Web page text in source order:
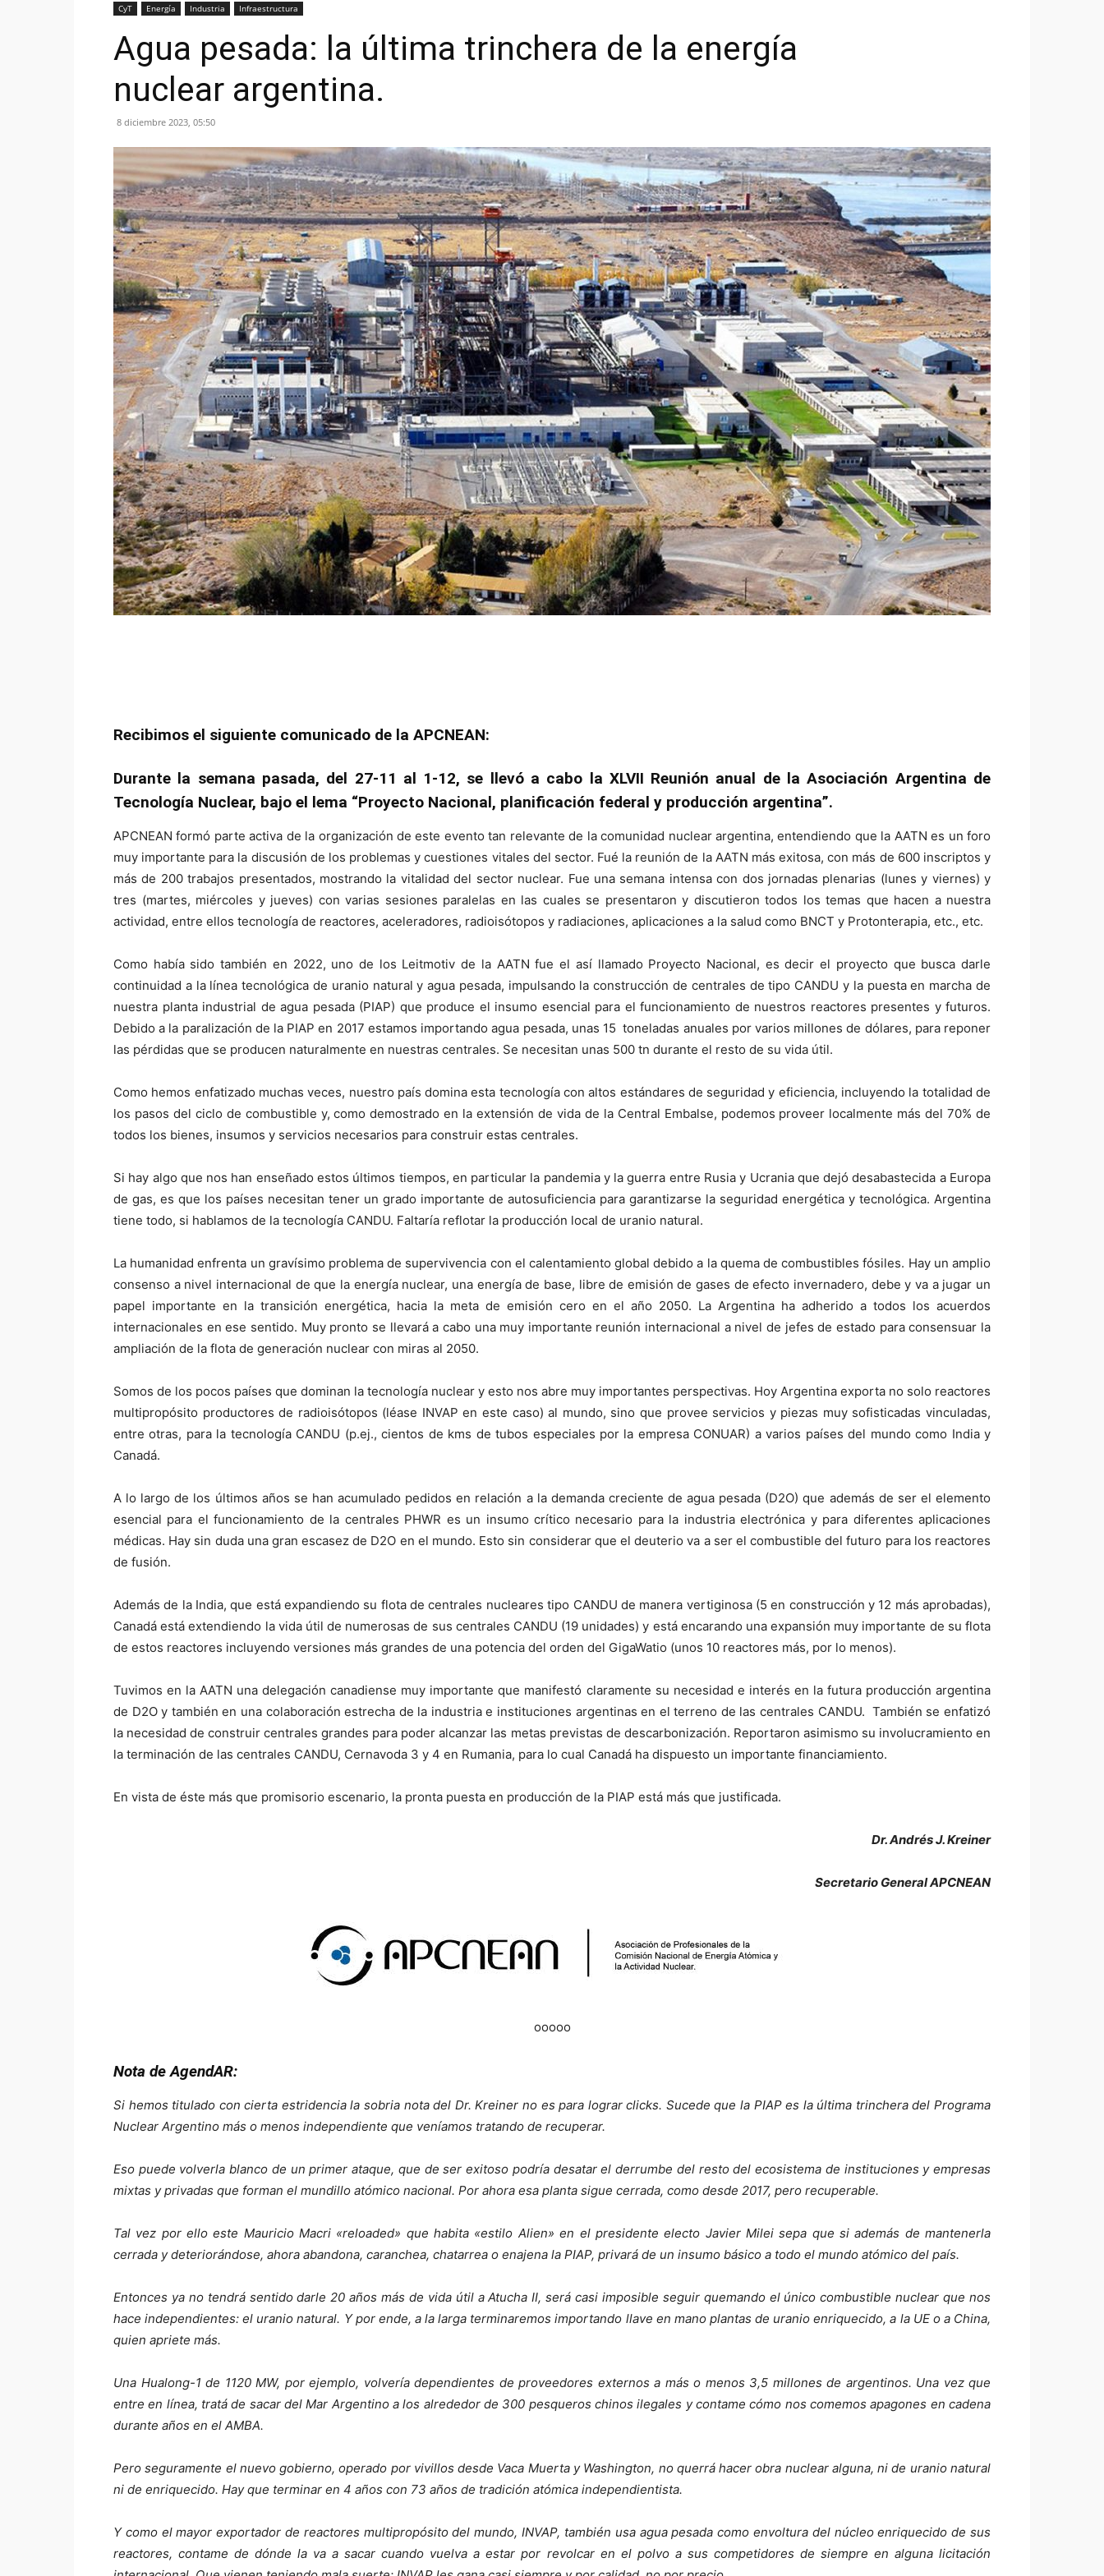
CyT Energía Industria Infraestructura
Agua pesada: la última trinchera de la energía
nuclear argentina.
8 diciembre 2023, 05:50
Recibimos el siguiente comunicado de la APCNEAN:
Durante la semana pasada, del 27-11 al 1-12, se llevó a cabo la XLVII Reunión anual de la Asociación Argentina de
Tecnología Nuclear, bajo el lema “Proyecto Nacional, planificación federal y producción argentina”.
APCNEAN formó parte activa de la organización de este evento tan relevante de la comunidad nuclear argentina, entendiendo que la AATN es un foro
muy importante para la discusión de los problemas y cuestiones vitales del sector. Fué la reunión de la AATN más exitosa, con más de 600 inscriptos y
más de 200 trabajos presentados, mostrando la vitalidad del sector nuclear. Fue una semana intensa con dos jornadas plenarias (lunes y viernes) y
tres (martes, miércoles y jueves) con varias sesiones paralelas en las cuales se presentaron y discutieron todos los temas que hacen a nuestra
actividad, entre ellos tecnología de reactores, aceleradores, radioisótopos y radiaciones, aplicaciones a la salud como BNCT y Protonterapia, etc., etc.
Como había sido también en 2022, uno de los Leitmotiv de la AATN fue el así llamado Proyecto Nacional, es decir el proyecto que busca darle
continuidad a la línea tecnológica de uranio natural y agua pesada, impulsando la construcción de centrales de tipo CANDU y la puesta en marcha de
nuestra planta industrial de agua pesada (PIAP) que produce el insumo esencial para el funcionamiento de nuestros reactores presentes y futuros.
Debido a la paralización de la PIAP en 2017 estamos importando agua pesada, unas 15 toneladas anuales por varios millones de dólares, para reponer
las pérdidas que se producen naturalmente en nuestras centrales. Se necesitan unas 500 tn durante el resto de su vida útil.
Como hemos enfatizado muchas veces, nuestro país domina esta tecnología con altos estándares de seguridad y eficiencia, incluyendo la totalidad de
los pasos del ciclo de combustible y, como demostrado en la extensión de vida de la Central Embalse, podemos proveer localmente más del 70% de
todos los bienes, insumos y servicios necesarios para construir estas centrales.
Si hay algo que nos han enseñado estos últimos tiempos, en particular la pandemia y la guerra entre Rusia y Ucrania que dejó desabastecida a Europa
de gas, es que los países necesitan tener un grado importante de autosuficiencia para garantizarse la seguridad energética y tecnológica. Argentina
tiene todo, si hablamos de la tecnología CANDU. Faltaría reflotar la producción local de uranio natural.
La humanidad enfrenta un gravísimo problema de supervivencia con el calentamiento global debido a la quema de combustibles fósiles. Hay un amplio
consenso a nivel internacional de que la energía nuclear, una energía de base, libre de emisión de gases de efecto invernadero, debe y va a jugar un
papel importante en la transición energética, hacia la meta de emisión cero en el año 2050. La Argentina ha adherido a todos los acuerdos
internacionales en ese sentido. Muy pronto se llevará a cabo una muy importante reunión internacional a nivel de jefes de estado para consensuar la
ampliación de la flota de generación nuclear con miras al 2050.
Somos de los pocos países que dominan la tecnología nuclear y esto nos abre muy importantes perspectivas. Hoy Argentina exporta no solo reactores
multipropósito productores de radioisótopos (léase INVAP en este caso) al mundo, sino que provee servicios y piezas muy sofisticadas vinculadas,
entre otras, para la tecnología CANDU (p.ej., cientos de kms de tubos especiales por la empresa CONUAR) a varios países del mundo como India y
Canadá.
A lo largo de los últimos años se han acumulado pedidos en relación a la demanda creciente de agua pesada (D2O) que además de ser el elemento
esencial para el funcionamiento de la centrales PHWR es un insumo crítico necesario para la industria electrónica y para diferentes aplicaciones
médicas. Hay sin duda una gran escasez de D2O en el mundo. Esto sin considerar que el deuterio va a ser el combustible del futuro para los reactores
de fusión.
Además de la India, que está expandiendo su flota de centrales nucleares tipo CANDU de manera vertiginosa (5 en construcción y 12 más aprobadas),
Canadá está extendiendo la vida útil de numerosas de sus centrales CANDU (19 unidades) y está encarando una expansión muy importante de su flota
de estos reactores incluyendo versiones más grandes de una potencia del orden del GigaWatio (unos 10 reactores más, por lo menos).
Tuvimos en la AATN una delegación canadiense muy importante que manifestó claramente su necesidad e interés en la futura producción argentina
de D2O y también en una colaboración estrecha de la industria e instituciones argentinas en el terreno de las centrales CANDU. También se enfatizó
la necesidad de construir centrales grandes para poder alcanzar las metas previstas de descarbonización. Reportaron asimismo su involucramiento en
la terminación de las centrales CANDU, Cernavoda 3 y 4 en Rumania, para lo cual Canadá ha dispuesto un importante financiamiento.
En vista de éste más que promisorio escenario, la pronta puesta en producción de la PIAP está más que justificada.
Dr. Andrés J. Kreiner
Secretario General APCNEAN
ooooo
Nota de AgendAR:
Si hemos titulado con cierta estridencia la sobria nota del Dr. Kreiner no es para lograr clicks. Sucede que la PIAP es la última trinchera del Programa
Nuclear Argentino más o menos independiente que veníamos tratando de recuperar.
Eso puede volverla blanco de un primer ataque, que de ser exitoso podría desatar el derrumbe del resto del ecosistema de instituciones y empresas
mixtas y privadas que forman el mundillo atómico nacional. Por ahora esa planta sigue cerrada, como desde 2017, pero recuperable.
Tal vez por ello este Mauricio Macri «reloaded» que habita «estilo Alien» en el presidente electo Javier Milei sepa que si además de mantenerla
cerrada y deteriorándose, ahora abandona, caranchea, chatarrea o enajena la PIAP, privará de un insumo básico a todo el mundo atómico del país.
Entonces ya no tendrá sentido darle 20 años más de vida útil a Atucha II, será casi imposible seguir quemando el único combustible nuclear que nos
hace independientes: el uranio natural. Y por ende, a la larga terminaremos importando llave en mano plantas de uranio enriquecido, a la UE o a China,
quien apriete más.
Una Hualong-1 de 1120 MW, por ejemplo, volvería dependientes de proveedores externos a más o menos 3,5 millones de argentinos. Una vez que
entre en línea, tratá de sacar del Mar Argentino a los alrededor de 300 pesqueros chinos ilegales y contame cómo nos comemos apagones en cadena
durante años en el AMBA.
Pero seguramente el nuevo gobierno, operado por vivillos desde Vaca Muerta y Washington, no querrá hacer obra nuclear alguna, ni de uranio natural
ni de enriquecido. Hay que terminar en 4 años con 73 años de tradición atómica independientista.
Y como el mayor exportador de reactores multipropósito del mundo, INVAP, también usa agua pesada como envoltura del núcleo enriquecido de sus
reactores, contame de dónde la va a sacar cuando vuelva a estar por revolcar en el polvo a sus competidores de siempre en alguna licitación